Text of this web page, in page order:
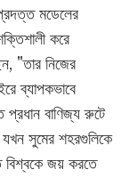
মডেলের
করে
"তার নিজের
ব্যাপকভাবে
প্রধান বাণিজ্য রুটে
যখন সুমের শহরগুলিকে
বিশ্বকে জয় করতে